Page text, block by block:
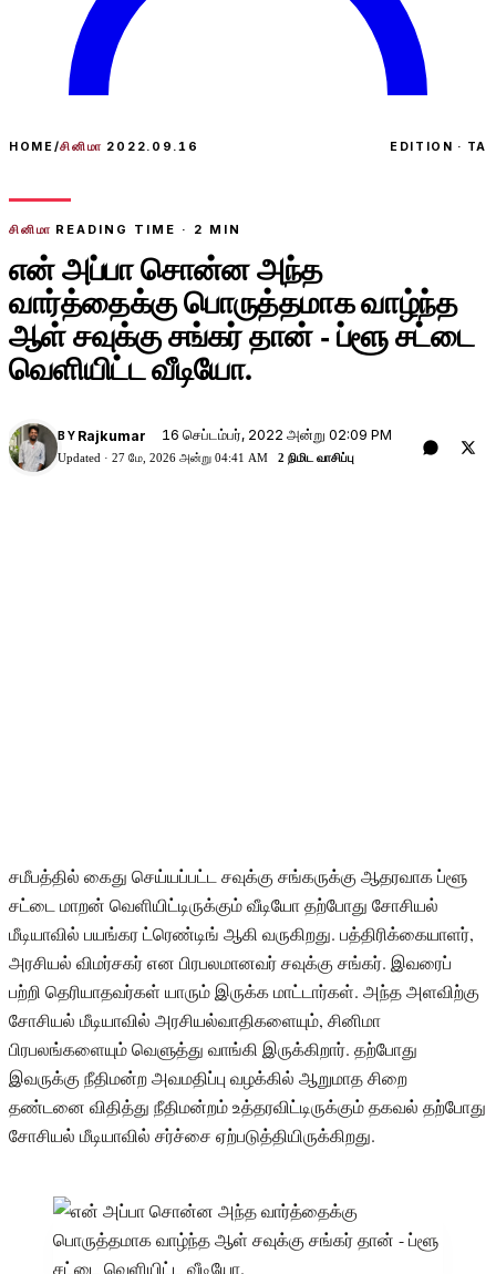
HOME/சினிமா 2022.09.16 EDITION · TA
சினிமா READING TIME · 2 MIN
என் அப்பா சொன்ன அந்த
வார்த்தைக்கு பொருத்தமாக வாழ்ந்த
ஆள் சவுக்கு சங்கர் தான் - ப்ளூ சட்டை
வெளியிட்ட வீடியோ.
BY Rajkumar 16 செப்டம்பர், 2022 அன்று 02:09 PM
Updated · 27 மே, 2026 அன்று 04:41 AM 2 நிமிட வாசிப்பு
சமீபத்தில் கைது செய்யப்பட்ட சவுக்கு சங்கருக்கு ஆதரவாக ப்ளூ
சட்டை மாறன் வெளியிட்டிருக்கும் வீடியோ தற்போது சோசியல்
மீடியாவில் பயங்கர ட்ரெண்டிங் ஆகி வருகிறது. பத்திரிக்கையாளர்,
அரசியல் விமர்சகர் என பிரபலமானவர் சவுக்கு சங்கர். இவரைப்
பற்றி தெரியாதவர்கள் யாரும் இருக்க மாட்டார்கள். அந்த அளவிற்கு
சோசியல் மீடியாவில் அரசியல்வாதிகளையும், சினிமா
பிரபலங்களையும் வெளுத்து வாங்கி இருக்கிறார். தற்போது
இவருக்கு நீதிமன்ற அவமதிப்பு வழக்கில் ஆறுமாத சிறை
தண்டனை விதித்து நீதிமன்றம் உத்தரவிட்டிருக்கும் தகவல் தற்போது
சோசியல் மீடியாவில் சர்ச்சை ஏற்படுத்தியிருக்கிறது.